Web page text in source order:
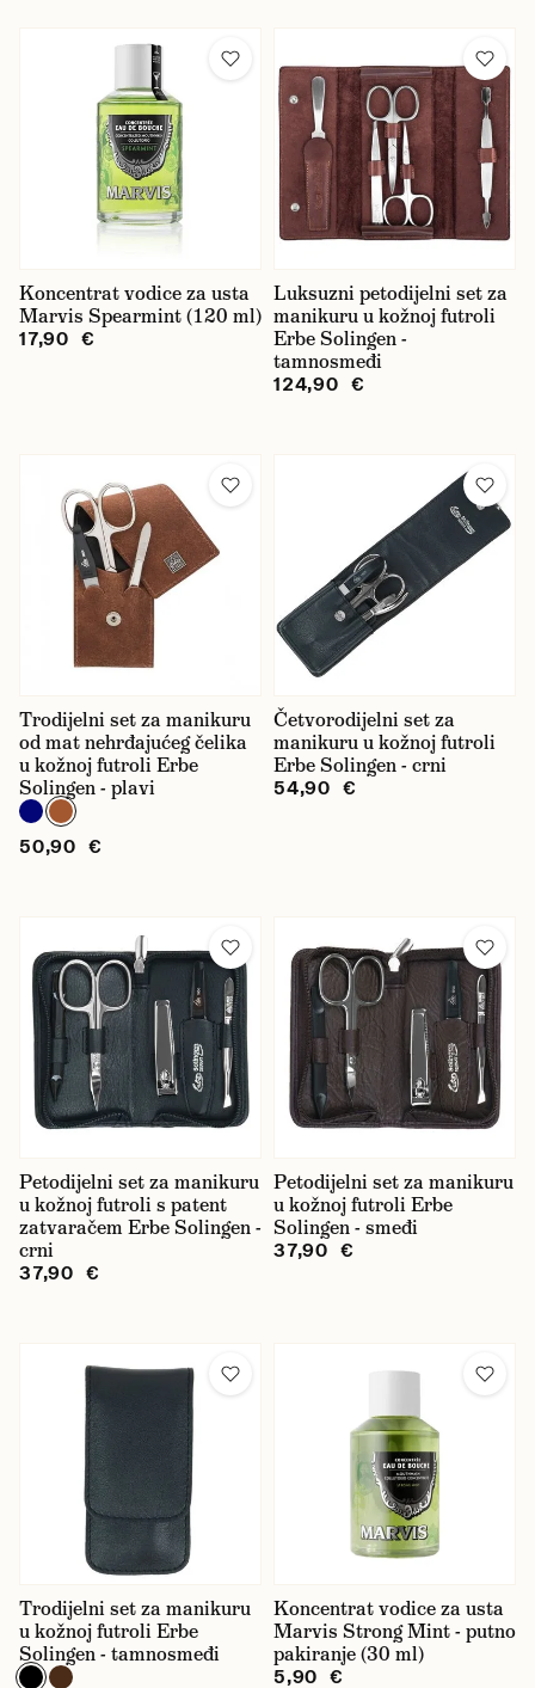
Koncentrat vodice za usta
Marvis Spearmint (120 ml)
17,90 €
Luksuzni petodijelni set za
manikuru u kožnoj futroli
Erbe Solingen -
tamnosmeđi
124,90 €
Trodijelni set za manikuru
od mat nehrđajućeg čelika
u kožnoj futroli Erbe
Solingen - plavi
50,90 €
Četvorodijelni set za
manikuru u kožnoj futroli
Erbe Solingen - crni
54,90 €
Petodijelni set za manikuru
u kožnoj futroli s patent
zatvaračem Erbe Solingen -
crni
37,90 €
Petodijelni set za manikuru
u kožnoj futroli Erbe
Solingen - smeđi
37,90 €
Trodijelni set za manikuru
u kožnoj futroli Erbe
Solingen - tamnosmeđi
Koncentrat vodice za usta
Marvis Strong Mint - putno
pakiranje (30 ml)
5,90 €